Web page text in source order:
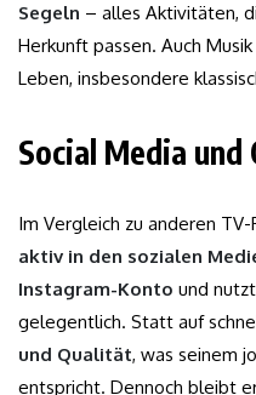
Segeln – alles Aktivitäten,
Herkunft passen. Auch
Leben, insbesondere
Social Media und
Im Vergleich zu anderen
aktiv in den sozialen
Instagram-Konto und
gelegentlich. Statt auf
und Qualität, was seinem
entspricht. Dennoch bleibt